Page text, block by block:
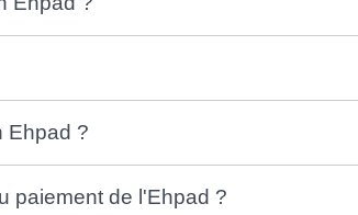
Ehpad ?
paiement de l'Ehpad ?